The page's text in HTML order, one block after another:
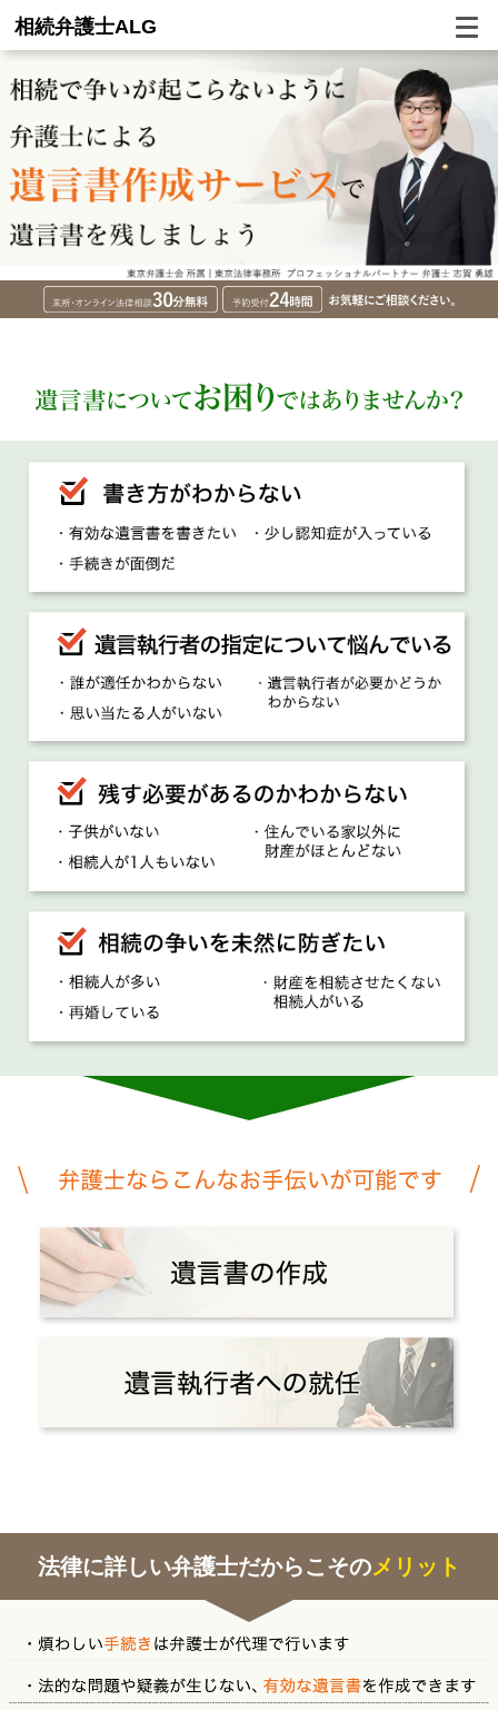
相続弁護士ALG
法律に詳しい弁護士だからこそのメリット